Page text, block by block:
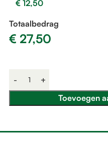
€12,50
Totaalbedrag
€ 27,50
Toevoegen